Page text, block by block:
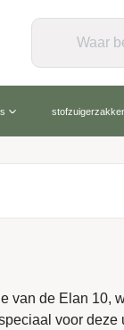
van de Elan 10,
voor